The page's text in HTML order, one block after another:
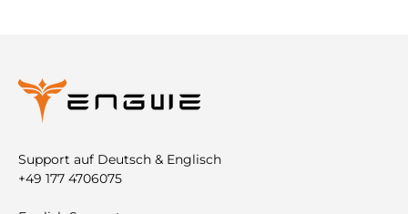
Support auf Deutsch & Englisch
+49 177 4706075